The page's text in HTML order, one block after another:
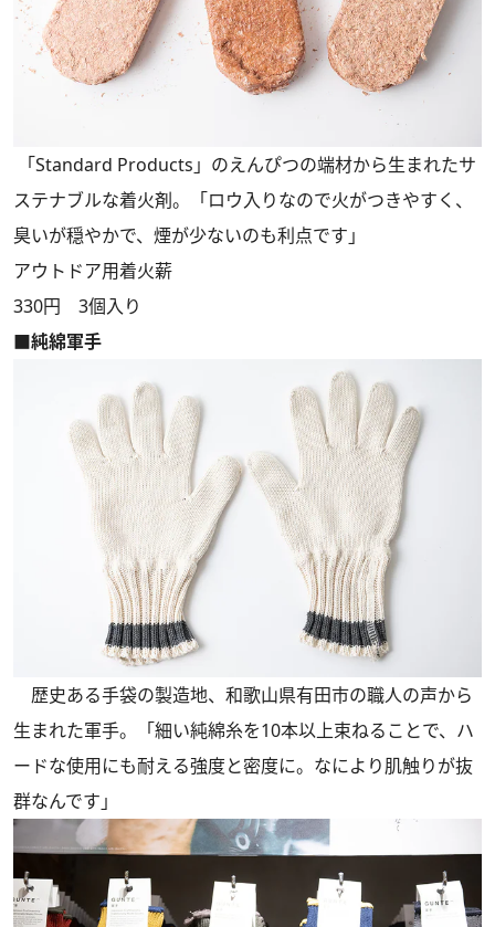
「Standard Products」のえんぴつの端材から生まれたサ
ステナブルな着火剤。「ロウ入りなので火がつきやすく、
臭いが穏やかで、煙が少ないのも利点です」
アウトドア用着火薪
330円 3個入り
■純綿軍手
歴史ある手袋の製造地、和歌山県有田市の職人の声から
生まれた軍手。「細い純綿糸を10本以上束ねることで、ハ
ードな使用にも耐える強度と密度に。なにより肌触りが抜
群なんです」